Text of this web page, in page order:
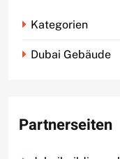
Kategorien
Dubai Gebäude
Partnerseiten